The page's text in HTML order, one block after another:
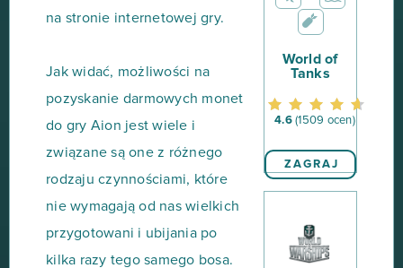
na stronie internetowej gry.
Jak widać, możliwości na
pozyskanie darmowych monet
do gry Aion jest wiele i
związane są one z różnego
rodzaju czynnościami, które
nie wymagają od nas wielkich
przygotowani i ubijania po
kilka razy tego samego bosa.
World of
Tanks
4.6(1509 ocen)
ZAGRAJ